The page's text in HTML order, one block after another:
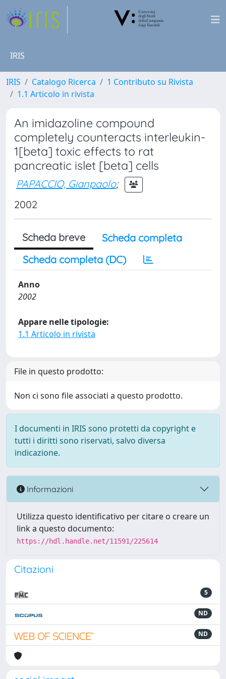
IRIS
IRIS Catalogo Ricerca
1 Contributo su Rivista
1.1 Articolo in rivista
An imidazoline compound
completely counteracts interleukin-
1[beta] toxic effects to rat
pancreatic islet [beta] cells
PAPACCIO, Gianpaolo;
2002
Scheda breve
Scheda completa
Scheda completa (DC)
Anno
2002
Appare nelle tipologie:
1.1 Articolo in rivista
File in questo prodotto:
Non ci sono file associati a questo prodotto.
I documenti in IRIS sono protetti da copyright e
tutti i diritti sono riservati, salvo diversa
indicazione.
Informazioni
Utilizza questo identificativo per citare o creare un
link a questo documento:
https://hdl.handle.net/11591/225614
Citazioni
5
ND
ND